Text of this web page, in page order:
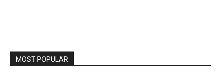
MOST POPULAR